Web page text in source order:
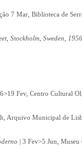
7 Mar, Biblioteca de
Stockholm, Sweden,
Fev, Centro Cultural
Arquivo Municipal de
| 3 Fev>5 Jun,